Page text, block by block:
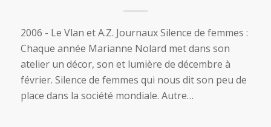
2006 - Le Vlan et A.Z. Journaux Silence de femmes :
Chaque année Marianne Nolard met dans son
atelier un décor, son et lumière de décembre à
février. Silence de femmes qui nous dit son peu de
place dans la société mondiale. Autre…